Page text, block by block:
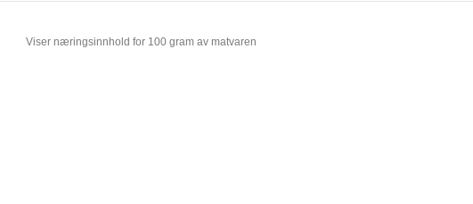
Viser næringsinnhold for 100 gram av matvaren